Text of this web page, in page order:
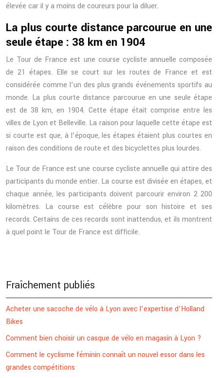
élevée car il y a moins de coureurs pour la diluer.
La plus courte distance parcourue en une
seule étape : 38 km en 1904
Le Tour de France est une course cycliste annuelle composée
de 21 étapes. Elle se court sur les routes de France et est
considérée comme l’un des plus grands événements sportifs au
monde. La plus courte distance parcourue en une seule étape
est de 38 km, en 1904. Cette étape était comprise entre les
villes de Lyon et Belleville. La raison pour laquelle cette étape est
si courte est que, à l’époque, les étapes étaient plus courtes en
raison des conditions de route et des bicyclettes plus lourdes.
Le Tour de France est une course cycliste annuelle qui attire des
participants du monde entier. La course est divisée en étapes, et
chaque année, les participants doivent parcourir environ 2 200
kilomètres. La course est célèbre pour son histoire et ses
records. Certains de ces records sont inattendus, et ils montrent
à quel point le Tour de France est difficile.
Fraîchement publiés
Acheter une sacoche de vélo à Lyon avec l’expertise d’Holland
Bikes
Comment bien choisir un casque de vélo en magasin à Lyon ?
Comment le cyclisme féminin connaît un nouvel essor dans les
grandes compétitions